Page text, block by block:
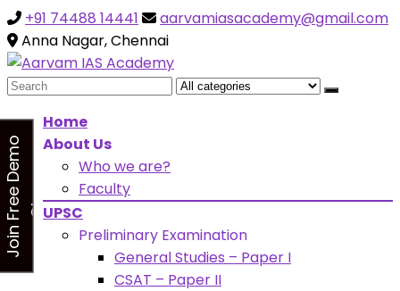
+91 74488 14441
aarvamiasacademy@gmail.com
Anna Nagar, Chennai
Search
Home
About Us
Who we are?
Faculty
UPSC
Preliminary Examination
General Studies – Paper I
CSAT – Paper II
Looking for Free Demo Class?Click and Fill Your
the "Join Free Demo " Button in the sidebarr
J
o
i
n
F
r
e
e
D
e
m
o
C
l
a
s s